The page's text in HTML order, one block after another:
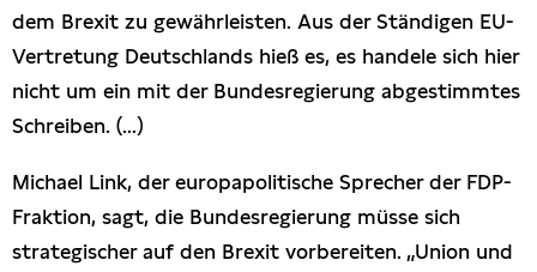
dem Brexit zu gewährleisten. Aus der Ständigen EU-
Vertretung Deutschlands hieß es, es handele sich hier
nicht um ein mit der Bundesregierung abgestimmtes
Schreiben. (...)
Michael Link, der europapolitische Sprecher der FDP-
Fraktion, sagt, die Bundesregierung müsse sich
strategischer auf den Brexit vorbereiten. „Union und